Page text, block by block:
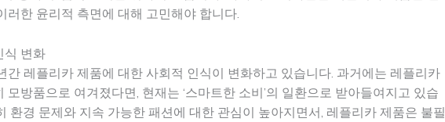
러한 윤리적 측면에 대해 고민해야 합니다.
식 변화
간 레플리카 제품에 대한 사회적 인식이 변화하고 있습니다. 과거에는 레플리카
모방품으로 여겨졌다면, 현재는 ‘스마트한 소비’의 일환으로 받아들여지고 있습
환경 문제와 지속 가능한 패션에 대한 관심이 높아지면서, 레플리카 제품은 불필